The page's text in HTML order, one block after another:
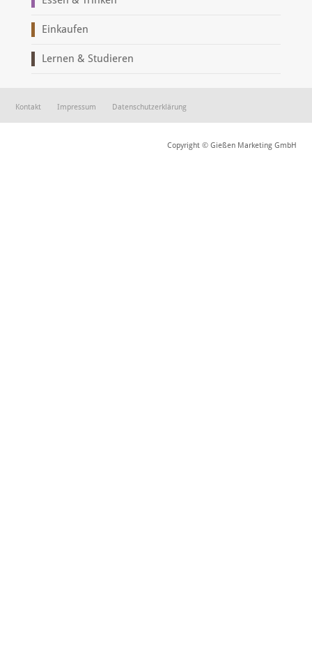
Einkaufen
Lernen & Studieren
Kontakt Impressum Datenschutzerklärung
Copyright © Gießen Marketing GmbH